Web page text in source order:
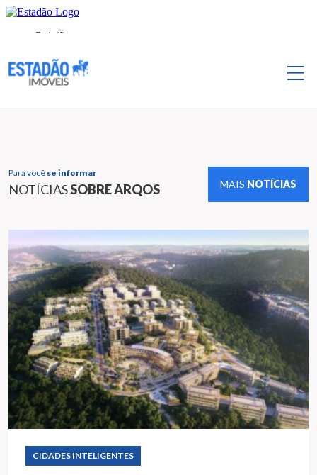
Para você se informar
NOTÍCIASSOBRE ARQOS MAIS NOTÍCIAS
CIDADES INTELIGENTES